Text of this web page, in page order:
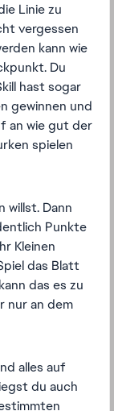
Linie zu
vergessen
kann wie
Du
hast sogar
gewinnen und
an wie gut der
spielen
willst. Dann
Punkte
Kleinen
das Blatt
das es zu
nur an dem
alles auf
du auch